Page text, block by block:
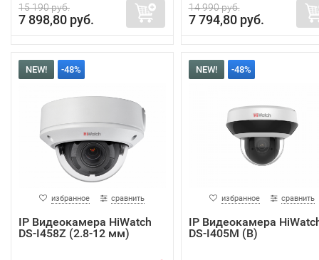
15 190 руб.
7 898,80 руб.
14 990 руб.
7 794,80 руб.
NEW! -48%
избранное сравнить
IP Видеокамера HiWatch
DS-I458Z (2.8-12 мм)
NEW! -48%
избранное сравнить
IP Видеокамера
DS-I405M (B)